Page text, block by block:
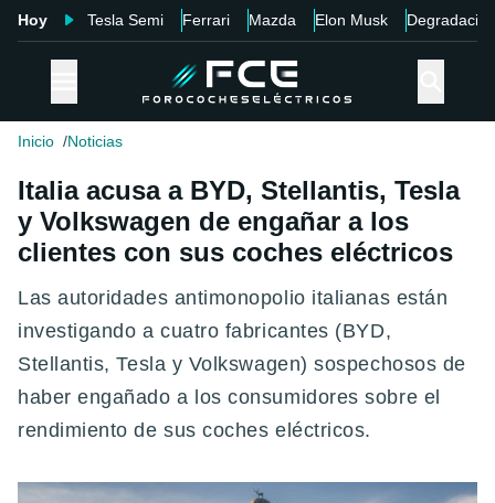
Hoy Tesla Semi Ferrari Mazda Elon Musk Degradación
Inicio Noticias
Italia acusa a BYD, Stellantis, Tesla
y Volkswagen de engañar a los
clientes con sus coches eléctricos
Las autoridades antimonopolio italianas están
investigando a cuatro fabricantes (BYD,
Stellantis, Tesla y Volkswagen) sospechosos de
haber engañado a los consumidores sobre el
rendimiento de sus coches eléctricos.